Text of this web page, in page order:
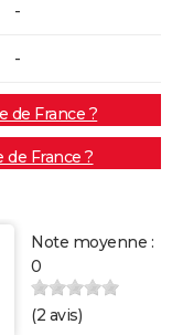
-
-
de France ?
de France ?
Note moyenne :
0
(2 avis)